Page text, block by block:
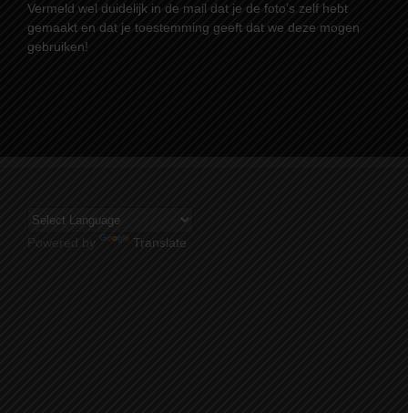
Vermeld wel duidelijk in de mail dat je de foto’s zelf hebt
gemaakt en dat je toestemming geeft dat we deze mogen
gebruiken!
Powered by Translate